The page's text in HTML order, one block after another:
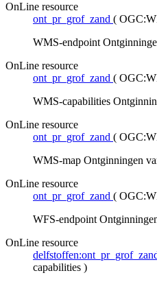
OnLine resource
ont_pr_grof_zand (
WMS-endpoint
OnLine resource
ont_pr_grof_zand (
WMS-capabilities
OnLine resource
ont_pr_grof_zand (
WMS-map Ontginningen
OnLine resource
ont_pr_grof_zand (
WFS-endpoint
OnLine resource
capabilities )